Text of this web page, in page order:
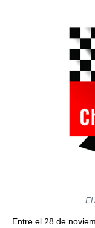
El
Entre el 28 de